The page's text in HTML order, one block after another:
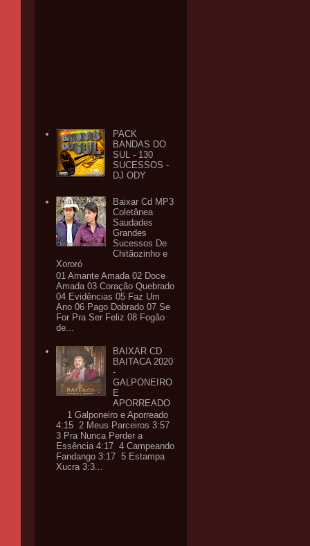
PACK
BANDAS DO
SUL - 130
SUCESSOS -
DJ ODY
Baixar Cd MP3
Coletânea
Saudades
Grandes
Sucessos De
Chitãozinho e
Xororó
01 Amante Amada 02 Doce
Amada 03 Coração Quebrado
04 Evidências 05 Faz Um
Ano 06 Pago Dobrado 07 Se
For Pra Ser Feliz 08 Fogão
de...
BAIXAR CD
BAITACA 2020
-
GALPONEIRO
E
APORREADO
1 Galponeiro e Aporreado
4:15 2 Meus Parceiros 3:57
3 Pra Nunca Perder a
Essência 4:17 4 Campeando
Fandango 3:17 5 Estampa
Xucra 3:3...